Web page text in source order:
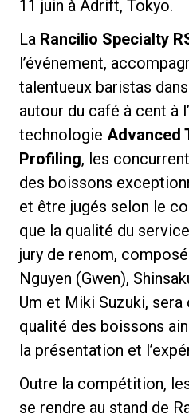
11 juin à Adrift, Tokyo.
La Rancilio Specialty
l’événement,
talentueux baristas
autour du café à cent à
technologie Advanced
Profiling, les
des boissons
et être jugés selon le
que la qualité du
jury de renom,
Nguyen (Gwen),
Um et Miki Suzuki, sera
qualité des boissons
la présentation et
Outre la compétition,
se rendre au stand de
Nous contacter
Politique de confidentialité